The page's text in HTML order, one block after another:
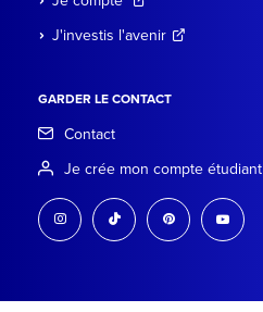
J'investis l'avenir
GARDER LE CONTACT
Contact
Je crée mon compte étudiant
instagram tiktok pinterest youtube